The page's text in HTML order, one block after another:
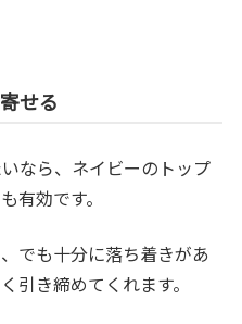
せる
なら、ネイビーのトップ
有効です。
でも十分に落ち着きがあ
引き締めてくれます。